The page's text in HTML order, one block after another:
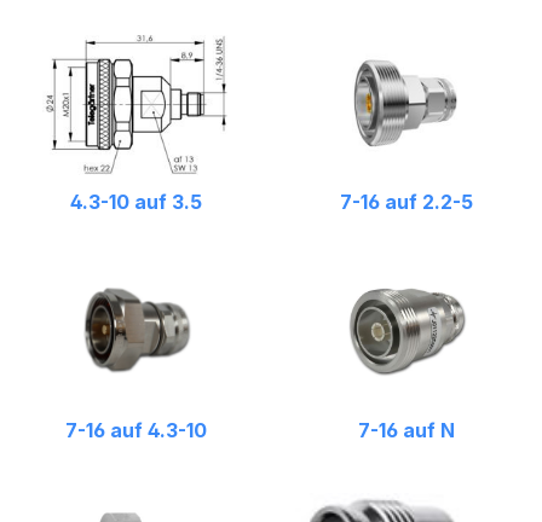
4.3-10 auf 3.5 7-16 auf 2.2-5
7-16 auf 4.3-10 7-16 auf N